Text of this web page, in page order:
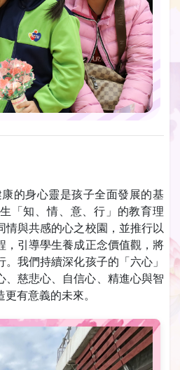
的身心靈是孩子全面發展的基
「知、情、意、行」的教育理
情與共感的心之校園，並推行以
，引導學生養成正念價值觀，將
我們持續深化孩子的「六心」
慈悲心、自信心、精進心與智
有意義的未來。